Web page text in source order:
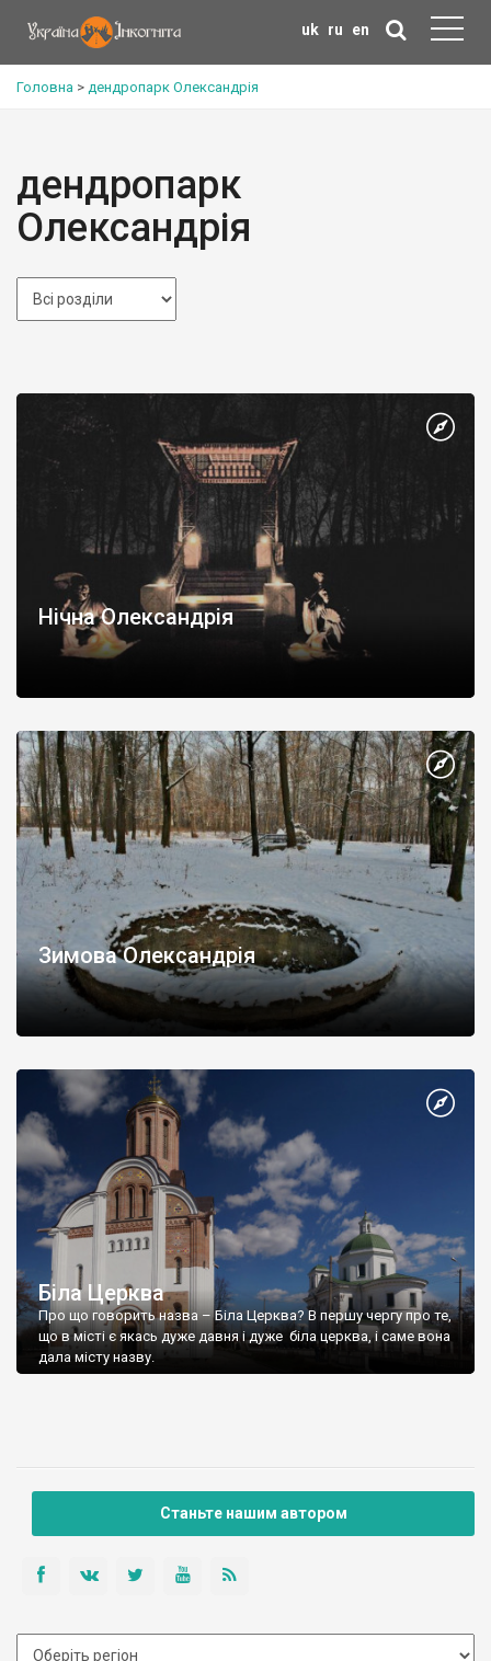
uk ru en
Головна > дендропарк Олександрія
дендропарк
Олександрія
Нічна Олександрія
Зимова Олександрія
Біла Церква
Про що говорить назва – Біла Церква? В першу чергу про те,
що в місті є якась дуже давня і дуже біла церква, і саме вона
дала місту назву.
Станьте нашим автором